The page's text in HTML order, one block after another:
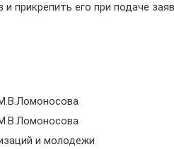
прикрепить его при подаче
и молодежи